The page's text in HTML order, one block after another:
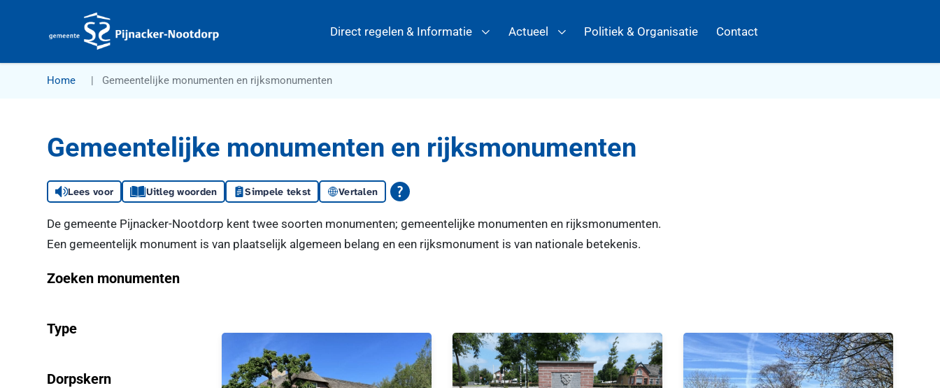
Gemeente Pijnacker-Nootdorp
Direct regelen & Informatie Actueel Politiek & Organisatie Contact
Home Gemeentelijke monumenten en rijksmonumenten
Gemeentelijke monumenten en rijksmonumenten
Lees voor Uitleg woorden Simpele tekst Vertalen
De gemeente Pijnacker-Nootdorp kent twee soorten monumenten; gemeentelijke monumenten en rijksmonumenten.
Een gemeentelijk monument is van plaatselijk algemeen belang en een rijksmonument is van nationale betekenis.
Filters
Zoeken monumenten
Type
Dorpskern
Resultaten